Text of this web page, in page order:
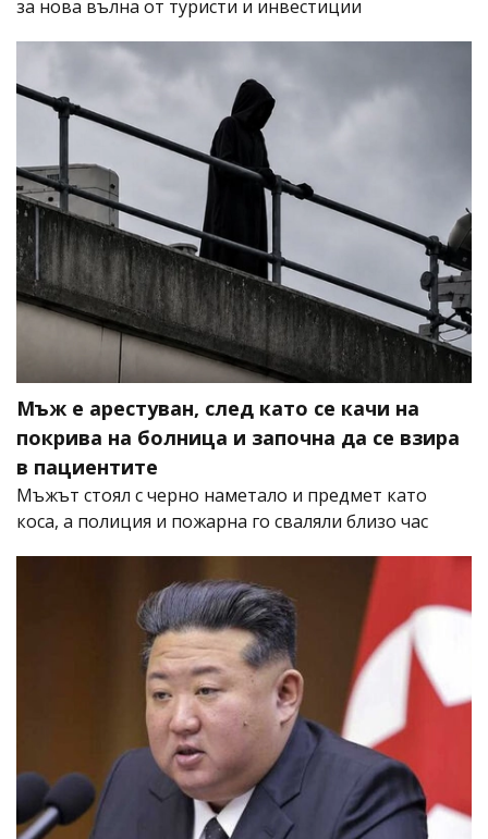
за нова вълна от туристи и инвестиции
Мъж е арестуван, след като се качи на
покрива на болница и започна да се взира
в пациентите
Мъжът стоял с черно наметало и предмет като
коса, а полиция и пожарна го сваляли близо час